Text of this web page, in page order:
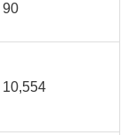
90
10,554